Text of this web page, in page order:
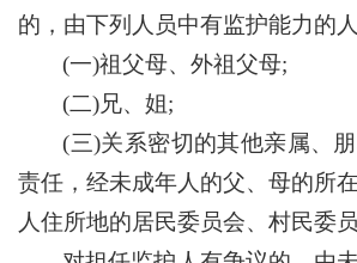
的，由下列人员中有监护能力的
(一)祖父母、外祖父母;
(二)兄、姐;
(三)关系密切的其他亲属、
责任，经未成年人的父、母的所
人住所地的居民委员会、村民委